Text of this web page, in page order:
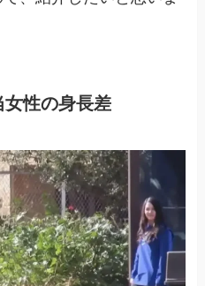
性の身長差